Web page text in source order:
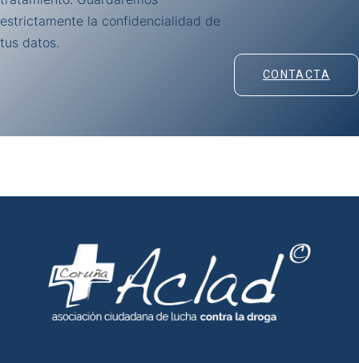
estrictamente la confidencialidad de
tus datos.
CONTACTA